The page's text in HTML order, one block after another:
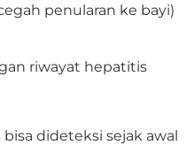
penularan ke bayi)
riwayat hepatitis
dideteksi sejak awal